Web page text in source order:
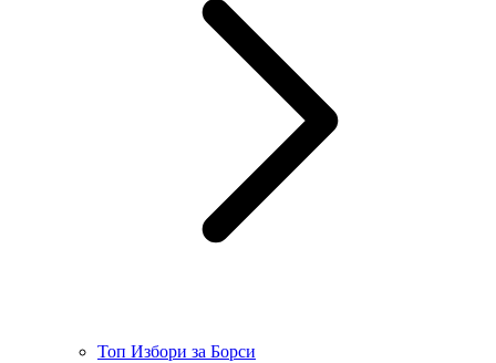
Топ Избори за Борси